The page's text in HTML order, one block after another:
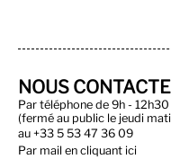
NOUS
Par téléphone de 9h - 12h30
(fermé au public le jeudi
au +33 5 53 47 36 09
Par mail en cliquant ici